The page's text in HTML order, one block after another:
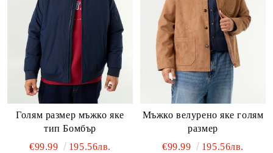
Голям размер мъжко яке
тип Бомбър
€99.99
195.56лв.
Мъжко велурено яке голям
размер
€99.99
195.56лв.